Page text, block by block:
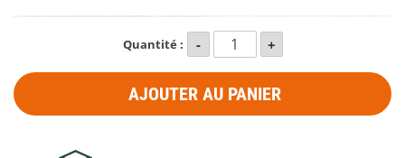
Quantité :
AJOUTER AU PANIER